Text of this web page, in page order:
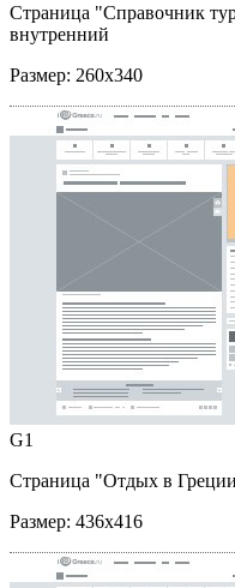
Страница "Справочник
внутренний
Размер: 260x340
G1
Страница "Отдых в
Размер: 436x416